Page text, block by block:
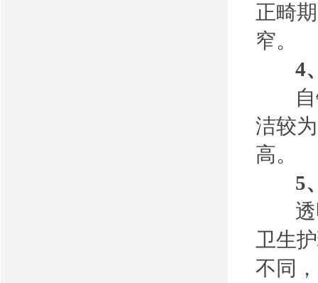
正畸
窄。
4、
自锁
洁较
高。
5、
透明
卫生
不同